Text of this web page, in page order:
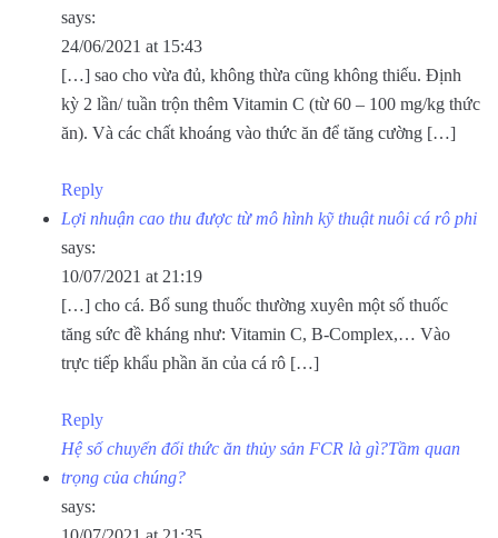
says:
24/06/2021 at 15:43
[…] sao cho vừa đủ, không thừa cũng không thiếu. Định
kỳ 2 lần/ tuần trộn thêm Vitamin C (từ 60 – 100 mg/kg thức
ăn). Và các chất khoáng vào thức ăn để tăng cường […]
Reply
Lợi nhuận cao thu được từ mô hình kỹ thuật nuôi cá rô phi
says:
10/07/2021 at 21:19
[…] cho cá. Bổ sung thuốc thường xuyên một số thuốc
tăng sức đề kháng như: Vitamin C, B-Complex,… Vào
trực tiếp khẩu phần ăn của cá rô […]
Reply
Hệ số chuyển đổi thức ăn thủy sản FCR là gì?Tầm quan
trọng của chúng?
says: